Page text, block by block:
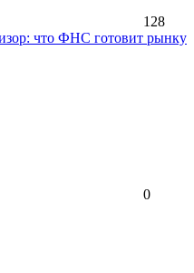
128
что ФНС готовит рынку
0